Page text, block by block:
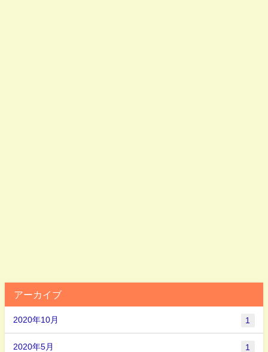
アーカイブ
2020年10月 1
2020年5月 1